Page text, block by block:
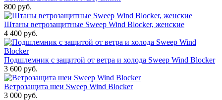
800 руб.
Штаны ветрозащитные Sweep Wind Blocker, женские
4 400 руб.
Подшлемник с защитой от ветра и холода Sweep Wind Blocker
3 600 руб.
Ветрозащита шеи Sweep Wind Blocker
3 000 руб.